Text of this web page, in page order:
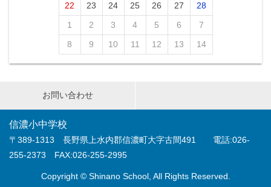
22
23 24 25 26 27
28
1
2 3 4 5 6
7
8
9 10 11 12 13 14
お問い合わせ
信濃小中学校
〒389-1313 長野県上水内郡信濃町大字古間491 電話:026-
255-2373 FAX:026-255-2995
Copyright © Shinano School, All Rights Reserved.